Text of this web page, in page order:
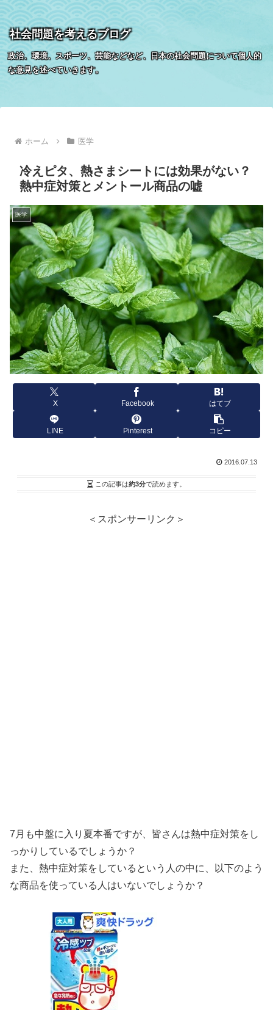
社会問題を考えるブログ
政治、環境、スポーツ、芸能などなど、日本の社会問題について個人的
な意見を述べていきます。
ホーム 医学
冷えピタ、熱さまシートには効果がない？
熱中症対策とメントール商品の嘘
医学
X Facebook はてブ
LINE Pinterest コピー
2016.07.13
この記事は約3分で読めます。
＜スポンサーリンク＞
7月も中盤に入り夏本番ですが、皆さんは熱中症対策をし
っかりしているでしょうか？
また、熱中症対策をしているという人の中に、以下のよう
な商品を使っている人はいないでしょうか？